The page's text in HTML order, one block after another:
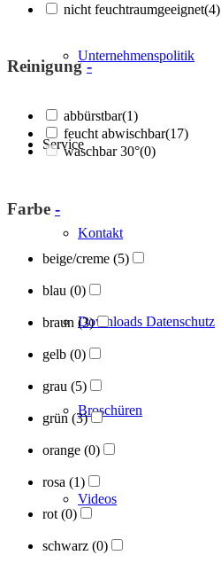
Unternehmenspolitik
Service
Kontakt
Downloads Datenschutz
Broschüren
Videos
nicht feuchtraumgeeignet(4)
Reinigung-
abbürstbar(1)
feucht abwischbar(17)
waschbar 30°(0)
Farbe -
beige/creme (5)
blau (0)
braun (3)
gelb (0)
grau (5)
grün (3)
orange (0)
rosa (1)
rot (0)
schwarz (0)